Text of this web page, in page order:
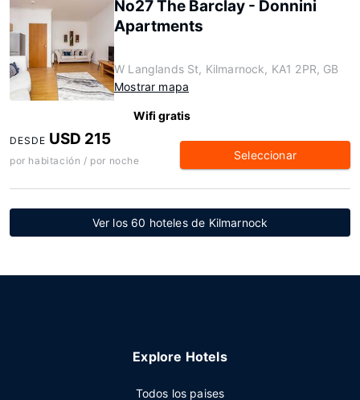
No27 The Barclay - Donnini
Apartments
W Langlands St, Kilmarnock, KA1 2PR, GB
Mostrar mapa
Wifi gratis
DESDE USD 215
por habitación / por noche Seleccionar
Ver los 60 hoteles de Kilmarnock
Explore Hotels
Todos los paises